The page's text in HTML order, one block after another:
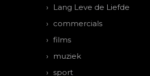
Lang Leve de Liefde
commercials
films
muziek
sport